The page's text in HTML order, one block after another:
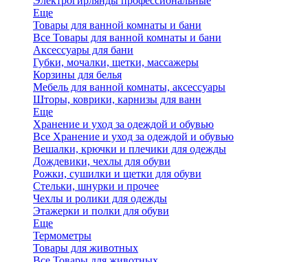
Еще
Товары для ванной комнаты и бани
Все Товары для ванной комнаты и бани
Аксессуары для бани
Губки, мочалки, щетки, массажеры
Корзины для белья
Мебель для ванной комнаты, аксессуары
Шторы, коврики, карнизы для ванн
Еще
Хранение и уход за одеждой и обувью
Все Хранение и уход за одеждой и обувью
Вешалки, крючки и плечики для одежды
Дождевики, чехлы для обуви
Рожки, сушилки и щетки для обуви
Стельки, шнурки и прочее
Чехлы и ролики для одежды
Этажерки и полки для обуви
Еще
Термометры
Товары для животных